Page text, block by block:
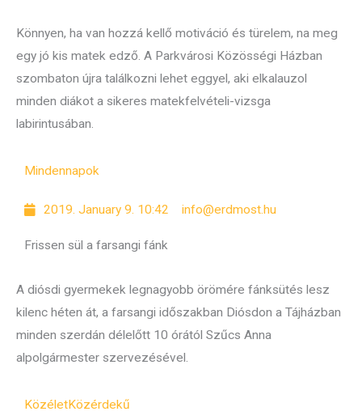
Könnyen, ha van hozzá kellő motiváció és türelem, na meg
egy jó kis matek edző. A Parkvárosi Közösségi Házban
szombaton újra találkozni lehet eggyel, aki elkalauzol
minden diákot a sikeres matekfelvételi-vizsga
labirintusában.
Mindennapok
2019. January 9. 10:42 info@erdmost.hu
Frissen sül a farsangi fánk
A diósdi gyermekek legnagyobb örömére fánksütés lesz
kilenc héten át, a farsangi időszakban Diósdon a Tájházban
minden szerdán délelőtt 10 órától Szűcs Anna
alpolgármester szervezésével.
KözéletKözérdekű